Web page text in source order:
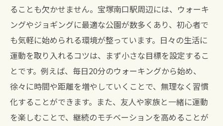
ることも欠かせません。宝塚南口駅周辺には、ウォーキ
ングやジョギングに最適な公園が数多くあり、初心者で
も気軽に始められる環境が整っています。日々の生活に
運動を取り入れるコツは、まず小さな目標を設定するこ
とです。例えば、毎日20分のウォーキングから始め、
徐々に時間や距離を増やしていくことで、無理なく習慣
化することができます。また、友人や家族と一緒に運動
を楽しむことで、継続のモチベーションを高めることが